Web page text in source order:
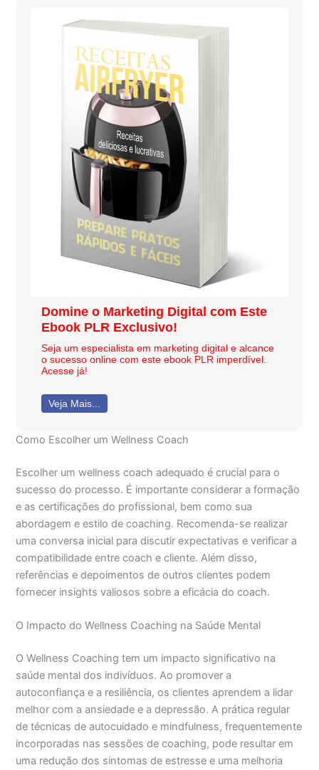
Domine o Marketing Digital com Este
Ebook PLR Exclusivo!
Seja um especialista em marketing digital e alcance
o sucesso online com este ebook PLR imperdível.
Acesse já!
Veja Mais...
Como Escolher um Wellness Coach
Escolher um wellness coach adequado é crucial para o
sucesso do processo. É importante considerar a formação
e as certificações do profissional, bem como sua
abordagem e estilo de coaching. Recomenda-se realizar
uma conversa inicial para discutir expectativas e verificar a
compatibilidade entre coach e cliente. Além disso,
referências e depoimentos de outros clientes podem
fornecer insights valiosos sobre a eficácia do coach.
O Impacto do Wellness Coaching na Saúde Mental
O Wellness Coaching tem um impacto significativo na
saúde mental dos indivíduos. Ao promover a
autoconfiança e a resiliência, os clientes aprendem a lidar
melhor com a ansiedade e a depressão. A prática regular
de técnicas de autocuidado e mindfulness, frequentemente
incorporadas nas sessões de coaching, pode resultar em
uma redução dos sintomas de estresse e uma melhoria